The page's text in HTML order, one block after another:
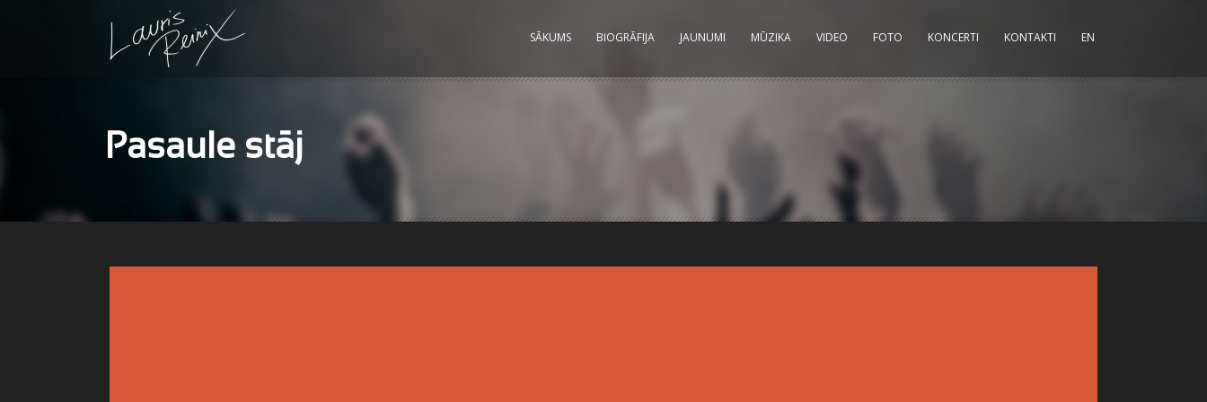
SĀKUMS BIOGRĀFIJA JAUNUMI MŪZIKA VIDEO FOTO KONCERTI KONTAKTI EN
Pasaule stāj